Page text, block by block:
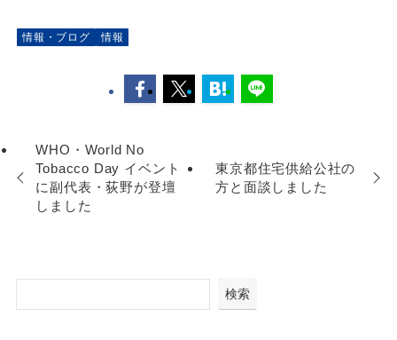
情報・ブログ 情報
WHO・World No
Tobacco Day イベント
に副代表・荻野が登壇
しました
東京都住宅供給公社の
方と面談しました
検索